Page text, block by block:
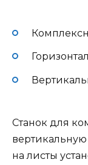
Станок для
на листы